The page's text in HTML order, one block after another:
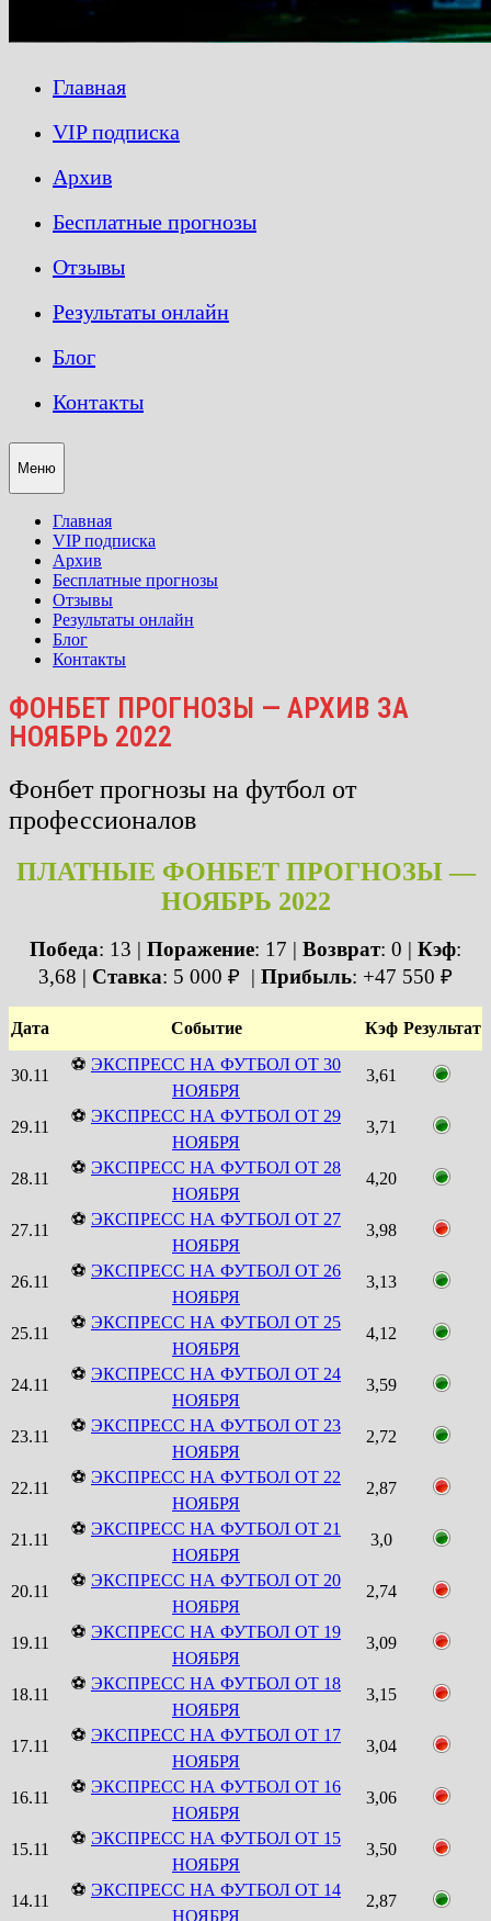
Главная
VIP подписка
Архив
Бесплатные прогнозы
Отзывы
Результаты онлайн
Блог
Контакты
Меню
Главная
VIP подписка
Архив
Бесплатные прогнозы
Отзывы
Результаты онлайн
Блог
Контакты
ФОНБЕТ ПРОГНОЗЫ — АРХИВ ЗА
НОЯБРЬ 2022
Фонбет прогнозы на футбол от
профессионалов
ПЛАТНЫЕ ФОНБЕТ ПРОГНОЗЫ —
НОЯБРЬ 2022
Победа: 13 | Поражение: 17 | Возврат: 0 | Кэф:
3,68 | Ставка: 5 000 ₽ | Прибыль: +47 550 ₽
Дата Событие Кэф Результат
30.11
⚽ ЭКСПРЕСС НА ФУТБОЛ ОТ 30
НОЯБРЯ
3,61
29.11
⚽ ЭКСПРЕСС НА ФУТБОЛ ОТ 29
НОЯБРЯ
3,71
28.11
⚽ ЭКСПРЕСС НА ФУТБОЛ ОТ 28
НОЯБРЯ
4,20
27.11
⚽ ЭКСПРЕСС НА ФУТБОЛ ОТ 27
НОЯБРЯ
3,98
26.11
⚽ ЭКСПРЕСС НА ФУТБОЛ ОТ 26
НОЯБРЯ
3,13
25.11
⚽ ЭКСПРЕСС НА ФУТБОЛ ОТ 25
НОЯБРЯ
4,12
24.11
⚽ ЭКСПРЕСС НА ФУТБОЛ ОТ 24
НОЯБРЯ
3,59
23.11
⚽ ЭКСПРЕСС НА ФУТБОЛ ОТ 23
НОЯБРЯ
2,72
22.11
⚽ ЭКСПРЕСС НА ФУТБОЛ ОТ 22
НОЯБРЯ
2,87
21.11
⚽ ЭКСПРЕСС НА ФУТБОЛ ОТ 21
НОЯБРЯ
3,0
20.11
⚽ ЭКСПРЕСС НА ФУТБОЛ ОТ 20
НОЯБРЯ
2,74
19.11
⚽ ЭКСПРЕСС НА ФУТБОЛ ОТ 19
НОЯБРЯ
3,09
18.11
⚽ ЭКСПРЕСС НА ФУТБОЛ ОТ 18
НОЯБРЯ
3,15
17.11
⚽ ЭКСПРЕСС НА ФУТБОЛ ОТ 17
НОЯБРЯ
3,04
16.11
⚽ ЭКСПРЕСС НА ФУТБОЛ ОТ 16
НОЯБРЯ
3,06
15.11
⚽ ЭКСПРЕСС НА ФУТБОЛ ОТ 15
НОЯБРЯ
3,50
14.11
⚽ ЭКСПРЕСС НА ФУТБОЛ ОТ 14
НОЯБРЯ
2,87